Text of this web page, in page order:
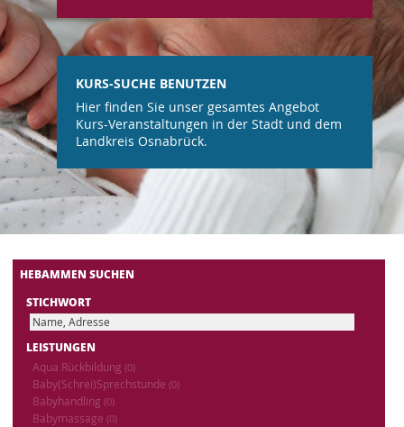
KURS-SUCHE BENUTZEN
Hier finden Sie unser gesamtes Angebot
Kurs-Veranstaltungen in der Stadt und dem
Landkreis Osnabrück.
HEBAMMEN SUCHEN
STICHWORT
LEISTUNGEN
Aqua Rückbildung (0)
Baby(Schrei)Sprechstunde (0)
Babyhandling (0)
Babymassage (0)